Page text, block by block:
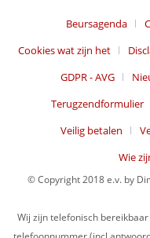
Beursagenda
Cookies wat zijn het
GDPR - AVG
Terugzendformulier
Veilig betalen
Wie
© Copyright 2018 e.v. by
Wij zijn telefonisch